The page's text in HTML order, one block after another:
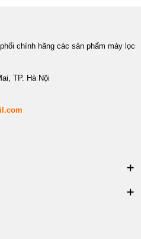
chính hãng các sản phẩm máy lọc
TP. Hà Nội